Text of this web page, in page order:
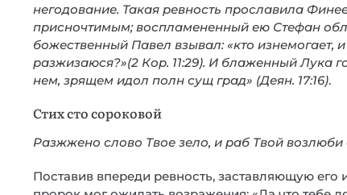
негодование. Такая ревность прославила
присночтимым; воспламененный ею Стефан
божественный Павел взывал: «кто изнемогает,
разжизаюся?»(2 Кор. 11:29). И блаженный Лука
нем, зрящем идол полн сущ град» (Деян. 17:16).
Стих сто сороковой
Разжжено слово Твое зело, и раб Твой возлюби
Поставив впереди ревность, заставляющую его